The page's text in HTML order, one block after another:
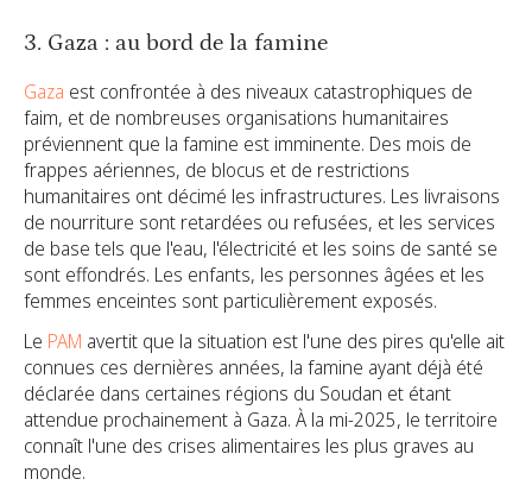
3. Gaza : au bord de la famine
Gaza est confrontée à des niveaux catastrophiques de
faim, et de nombreuses organisations humanitaires
préviennent que la famine est imminente. Des mois de
frappes aériennes, de blocus et de restrictions
humanitaires ont décimé les infrastructures. Les livraisons
de nourriture sont retardées ou refusées, et les services
de base tels que l'eau, l'électricité et les soins de santé se
sont effondrés. Les enfants, les personnes âgées et les
femmes enceintes sont particulièrement exposés.
Le PAM avertit que la situation est l'une des pires qu'elle ait
connues ces dernières années, la famine ayant déjà été
déclarée dans certaines régions du Soudan et étant
attendue prochainement à Gaza. À la mi-2025, le territoire
connaît l'une des crises alimentaires les plus graves au
monde.